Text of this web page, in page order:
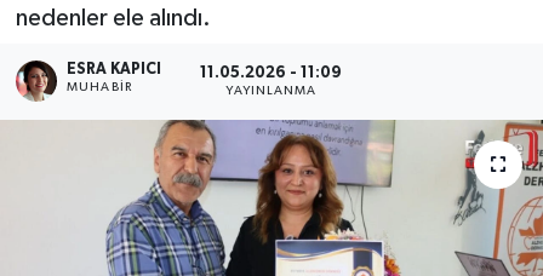
nedenler ele alındı.
ESRA KAPICI
MUHABİR
11.05.2026 - 11:09
YAYINLANMA